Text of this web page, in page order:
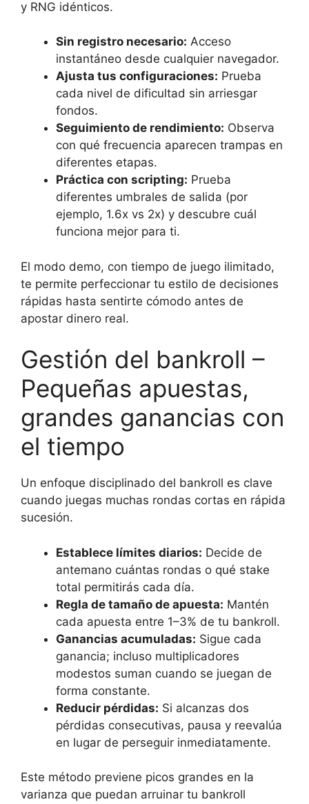
y RNG idénticos.
Sin registro necesario: Acceso
instantáneo desde cualquier navegador.
Ajusta tus configuraciones: Prueba
cada nivel de dificultad sin arriesgar
fondos.
Seguimiento de rendimiento: Observa
con qué frecuencia aparecen trampas en
diferentes etapas.
Práctica con scripting: Prueba
diferentes umbrales de salida (por
ejemplo, 1.6x vs 2x) y descubre cuál
funciona mejor para ti.
El modo demo, con tiempo de juego ilimitado,
te permite perfeccionar tu estilo de decisiones
rápidas hasta sentirte cómodo antes de
apostar dinero real.
Gestión del bankroll –
Pequeñas apuestas,
grandes ganancias con
el tiempo
Un enfoque disciplinado del bankroll es clave
cuando juegas muchas rondas cortas en rápida
sucesión.
Establece límites diarios: Decide de
antemano cuántas rondas o qué stake
total permitirás cada día.
Regla de tamaño de apuesta: Mantén
cada apuesta entre 1–3% de tu bankroll.
Ganancias acumuladas: Sigue cada
ganancia; incluso multiplicadores
modestos suman cuando se juegan de
forma constante.
Reducir pérdidas: Si alcanzas dos
pérdidas consecutivas, pausa y reevalúa
en lugar de perseguir inmediatamente.
Este método previene picos grandes en la
varianza que puedan arruinar tu bankroll